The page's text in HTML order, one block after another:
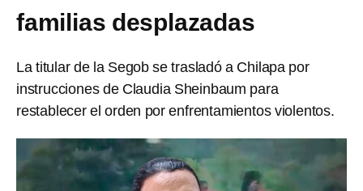
familias desplazadas
La titular de la Segob se trasladó a Chilapa por
instrucciones de Claudia Sheinbaum para
restablecer el orden por enfrentamientos violentos.